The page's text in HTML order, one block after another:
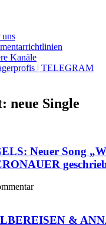
Kanäle
| TELEGRAM
neue Single
Neuer Song
&